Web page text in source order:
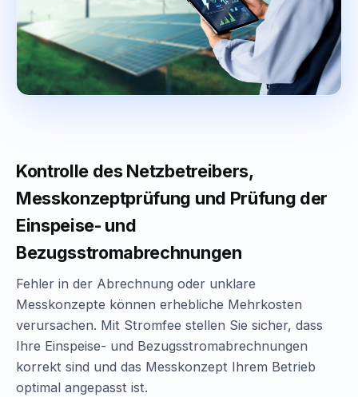
Kontrolle des Netzbetreibers,
Messkonzeptprüfung und Prüfung der
Einspeise- und
Bezugsstromabrechnungen
Fehler in der Abrechnung oder unklare
Messkonzepte können erhebliche Mehrkosten
verursachen. Mit Stromfee stellen Sie sicher, dass
Ihre Einspeise- und Bezugsstromabrechnungen
korrekt sind und das Messkonzept Ihrem Betrieb
optimal angepasst ist.